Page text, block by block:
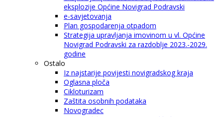
eksplozije Općine Novigrad Podravski
e-savjetovanja
Plan gospodarenja otpadom
Strategija upravljanja imovinom u vl. Općine
Novigrad Podravski za razdoblje 2023.-2029.
godine
Ostalo
Iz najstarije povijesti novigradskog kraja
Oglasna ploča
Cikloturizam
Zaštita osobnih podataka
Novogradec